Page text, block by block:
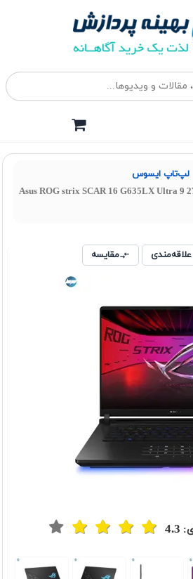
لپ‌تاپ ایسوس
Asus ROG strix SCAR 16 G635LX Ultra 9
علاقه‌مندی مقایسه
4.3